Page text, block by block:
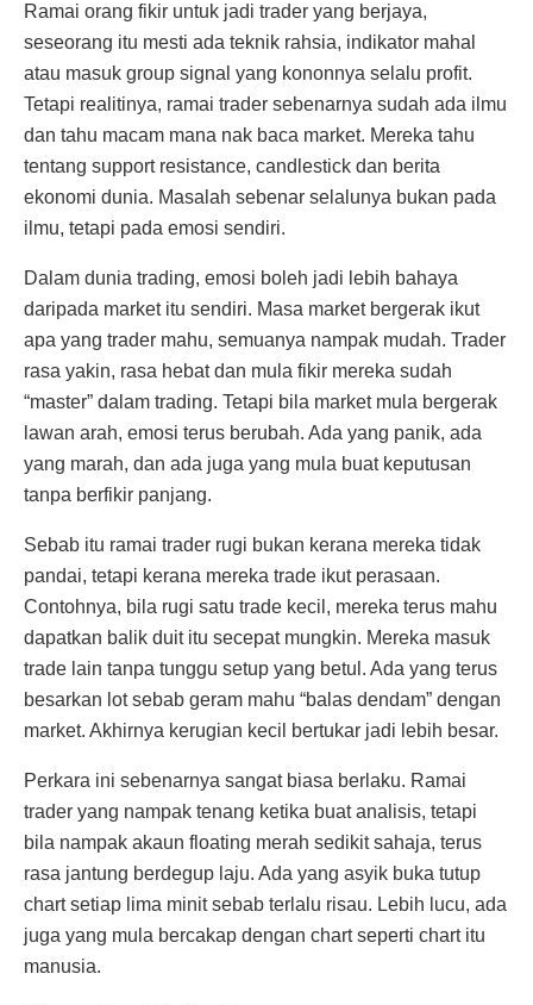
Ramai orang fikir untuk jadi trader yang berjaya,
seseorang itu mesti ada teknik rahsia, indikator mahal
atau masuk group signal yang kononnya selalu profit.
Tetapi realitinya, ramai trader sebenarnya sudah ada ilmu
dan tahu macam mana nak baca market. Mereka tahu
tentang support resistance, candlestick dan berita
ekonomi dunia. Masalah sebenar selalunya bukan pada
ilmu, tetapi pada emosi sendiri.
Dalam dunia trading, emosi boleh jadi lebih bahaya
daripada market itu sendiri. Masa market bergerak ikut
apa yang trader mahu, semuanya nampak mudah. Trader
rasa yakin, rasa hebat dan mula fikir mereka sudah
“master” dalam trading. Tetapi bila market mula bergerak
lawan arah, emosi terus berubah. Ada yang panik, ada
yang marah, dan ada juga yang mula buat keputusan
tanpa berfikir panjang.
Sebab itu ramai trader rugi bukan kerana mereka tidak
pandai, tetapi kerana mereka trade ikut perasaan.
Contohnya, bila rugi satu trade kecil, mereka terus mahu
dapatkan balik duit itu secepat mungkin. Mereka masuk
trade lain tanpa tunggu setup yang betul. Ada yang terus
besarkan lot sebab geram mahu “balas dendam” dengan
market. Akhirnya kerugian kecil bertukar jadi lebih besar.
Perkara ini sebenarnya sangat biasa berlaku. Ramai
trader yang nampak tenang ketika buat analisis, tetapi
bila nampak akaun floating merah sedikit sahaja, terus
rasa jantung berdegup laju. Ada yang asyik buka tutup
chart setiap lima minit sebab terlalu risau. Lebih lucu, ada
juga yang mula bercakap dengan chart seperti chart itu
manusia.